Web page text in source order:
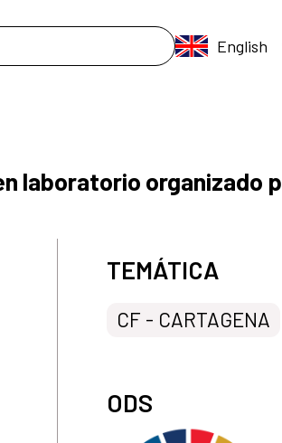
English
laboratorio organizado
TEMÁTICA
CF - CARTAGENA
ODS